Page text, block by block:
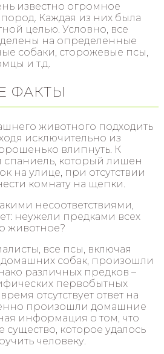
известно огромное
Каждая из них была
целью. Условно, все
на определенные
собаки, сторожевые псы,
и т.д.
ФАКТЫ
животного подходить
исключительно из
влипнуть. К
спаниель, который лишен
на улице, при отсутствии
комнату на щепки.
несоответствиями,
неужели предками всех
животное?
все псы, включая
собак, произошли
различных предков –
первобытных
отсутствует ответ на
произошли домашние
информация о том, что
которое удалось
человеку.